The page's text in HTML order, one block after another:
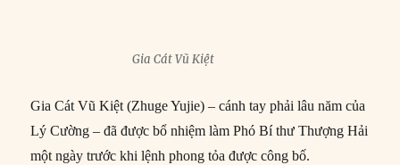
Gia Cát Vũ Kiệt
Gia Cát Vũ Kiệt (Zhuge Yujie) – cánh tay phải lâu năm của
Lý Cường – đã được bổ nhiệm làm Phó Bí thư Thượng Hải
một ngày trước khi lệnh phong tỏa được công bố.